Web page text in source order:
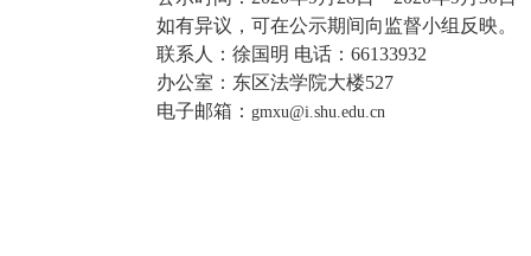
如有异议，可在公示期间向监督小组反映。
联系人：徐国明 电话：66133932
办公室：东区法学院大楼527
电子邮箱： gmxu@i.shu.edu.cn